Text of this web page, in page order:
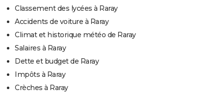
Classement des lycées à Raray
Accidents de voiture à Raray
Climat et historique météo de Raray
Salaires à Raray
Dette et budget de Raray
Impôts à Raray
Crèches à Raray